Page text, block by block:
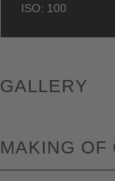
ISO: 100
GALLERY
MAKING OF